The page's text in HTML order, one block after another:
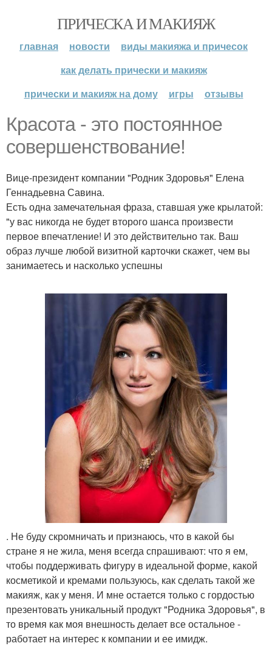
ПРИЧЕСКА И МАКИЯЖ
главная новости
виды макияжа и причесок
как делать прически и макияж
прически и макияж на дому
игры отзывы
Красота - это постоянное
совершенствование!
Вице-президент компании "Родник Здоровья" Елена
Геннадьевна Савина.
Есть одна замечательная фраза, ставшая уже крылатой:
"у вас никогда не будет второго шанса произвести
первое впечатление! И это действительно так. Ваш
образ лучше любой визитной карточки скажет, чем вы
занимаетесь и насколько успешны
. Не буду скромничать и признаюсь, что в какой бы
стране я не жила, меня всегда спрашивают: что я ем,
чтобы поддерживать фигуру в идеальной форме, какой
косметикой и кремами пользуюсь, как сделать такой же
макияж, как у меня. И мне остается только с гордостью
презентовать уникальный продукт "Родника Здоровья", в
то время как моя внешность делает все остальное -
работает на интерес к компании и ее имидж.